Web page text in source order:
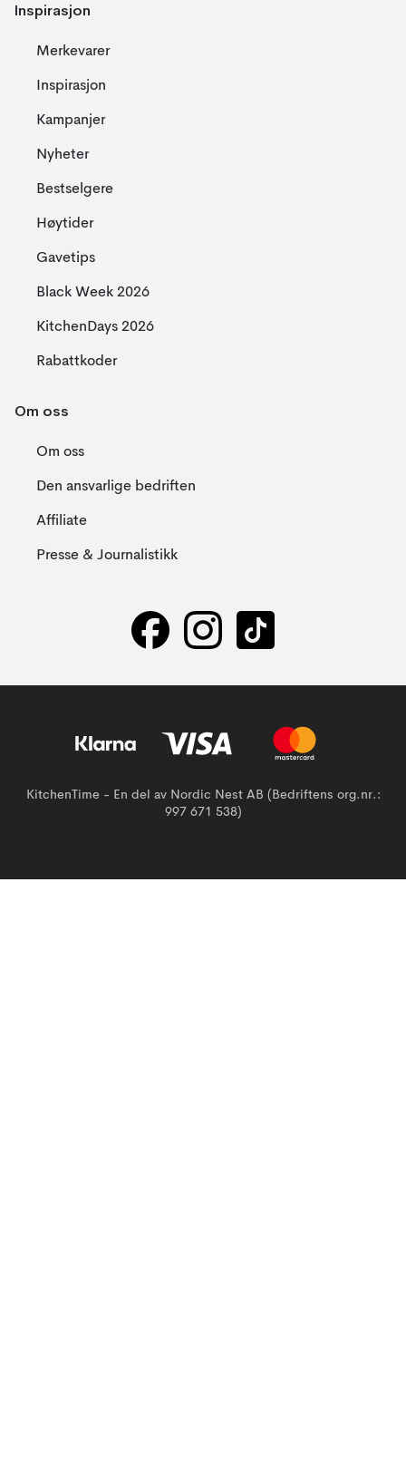
Inspirasjon
Merkevarer
Inspirasjon
Kampanjer
Nyheter
Bestselgere
Høytider
Gavetips
Black Week 2026
KitchenDays 2026
Rabattkoder
Om oss
Om oss
Den ansvarlige bedriften
Affiliate
Presse & Journalistikk
KitchenTime - En del av Nordic Nest AB (Bedriftens org.nr.:
997 671 538)